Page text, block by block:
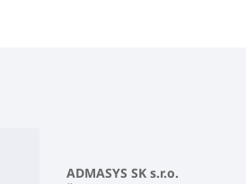
ADMASYS SK s.r.o.